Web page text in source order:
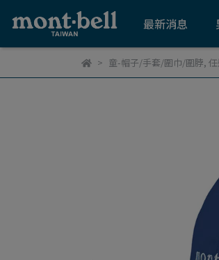
最新消息
童-帽子/手套/圍巾/圍脖,